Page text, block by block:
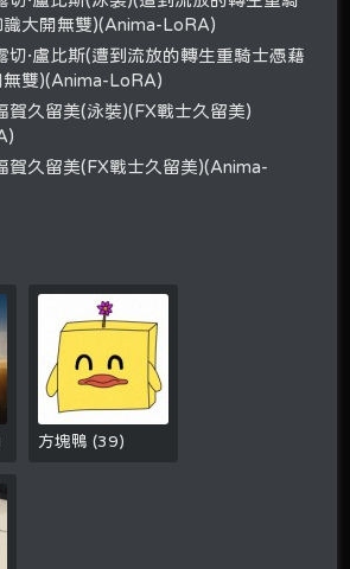
識大開無雙)(Anima-LoRA)
切·盧比斯(遭到流放的轉生重騎士憑藉
無雙)(Anima-LoRA)
賀久留美(泳裝)(FX戰士久留美)
賀久留美(FX戰士久留美)(Anima-
方塊鴨(39)